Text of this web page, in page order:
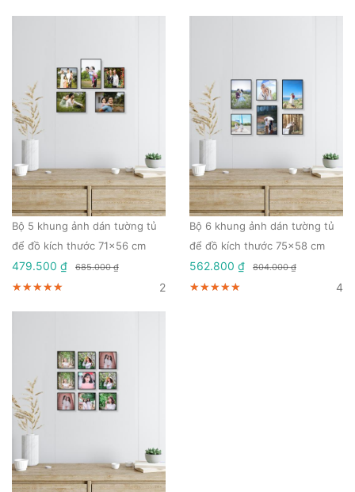
Bộ 5 khung ảnh dán tường tủ
để đồ kích thước 71x56 cm
479.500 ₫
685.000 ₫
★★★★★
★★★★★
★★★★★ 2
Bộ 6 khung ảnh dán tường tủ
để đồ kích thước 75x58 cm
562.800 ₫
804.000 ₫
★★★★★
★★★★★
★★★★★ 4